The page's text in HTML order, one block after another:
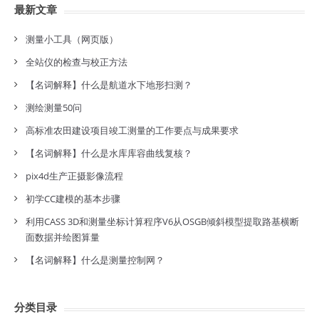
最新文章
测量小工具（网页版）
全站仪的检查与校正方法
【名词解释】什么是航道水下地形扫测？
测绘测量50问
高标准农田建设项目竣工测量的工作要点与成果要求
【名词解释】什么是水库库容曲线复核？
pix4d生产正摄影像流程
初学CC建模的基本步骤
利用CASS 3D和测量坐标计算程序V6从OSGB倾斜模型提取路基横断
面数据并绘图算量
【名词解释】什么是测量控制网？
分类目录